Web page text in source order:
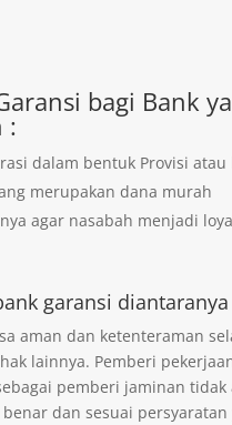
bagi Bank
:
dalam bentuk Provisi atau
merupakan dana murah
agar nasabah menjadi
garansi
aman dan ketenteraman
lainnya. Pemberi
pemberi jaminan
dan sesuai